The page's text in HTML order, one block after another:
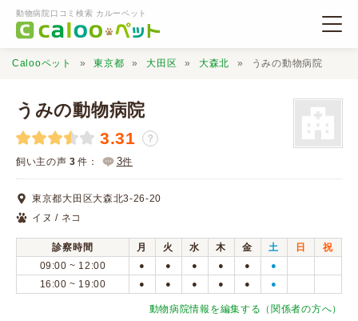
動物病院口コミ検索 カルーペット
動物病院検索
口コミ検索
Calooペットとは？
Calooペット 東京都 大田区 大森北 うみの動物病院
うみの動物病院
3.31 ？
飼い主の声 3 件： 3件
東京都大田区大森北3-26-20
イヌ / ネコ
診察時間 月 火 水 木 金 土 日
祝
09:00 ~ 12:00
● ● ● ● ● ●
16:00 ~ 19:00 ● ● ● ● ● ●
動物病院情報を編集する（関係者の方へ）